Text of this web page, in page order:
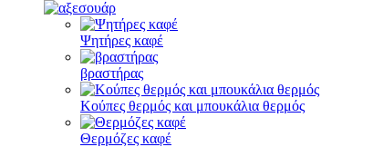
Ψητήρες καφέ
βραστήρας
Κούπες θερμός και μπουκάλια θερμός
Θερμόζες καφέ